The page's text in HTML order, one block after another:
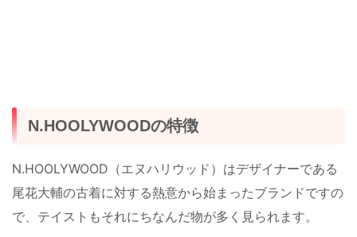
N.HOOLYWOODの特徴
N.HOOLYWOOD（エヌハリウッド）はデザイナーである
尾花大輔の古着に対する熱意から始まったブランドですの
で、テイストもそれにちなんだ物が多く見られます。